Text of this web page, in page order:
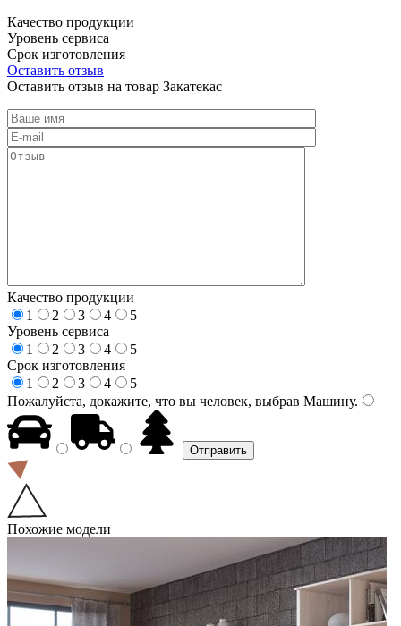
Качество продукции
Уровень сервиса
Срок изготовления
Оставить отзыв
Оставить отзыв на товар Закатекас
Качество продукции
1
2 3 4
5
Уровень сервиса
1
2 3 4
5
Срок изготовления
1
2 3 4
5
Пожалуйста, докажите, что вы человек, выбрав Машину.
Похожие модели